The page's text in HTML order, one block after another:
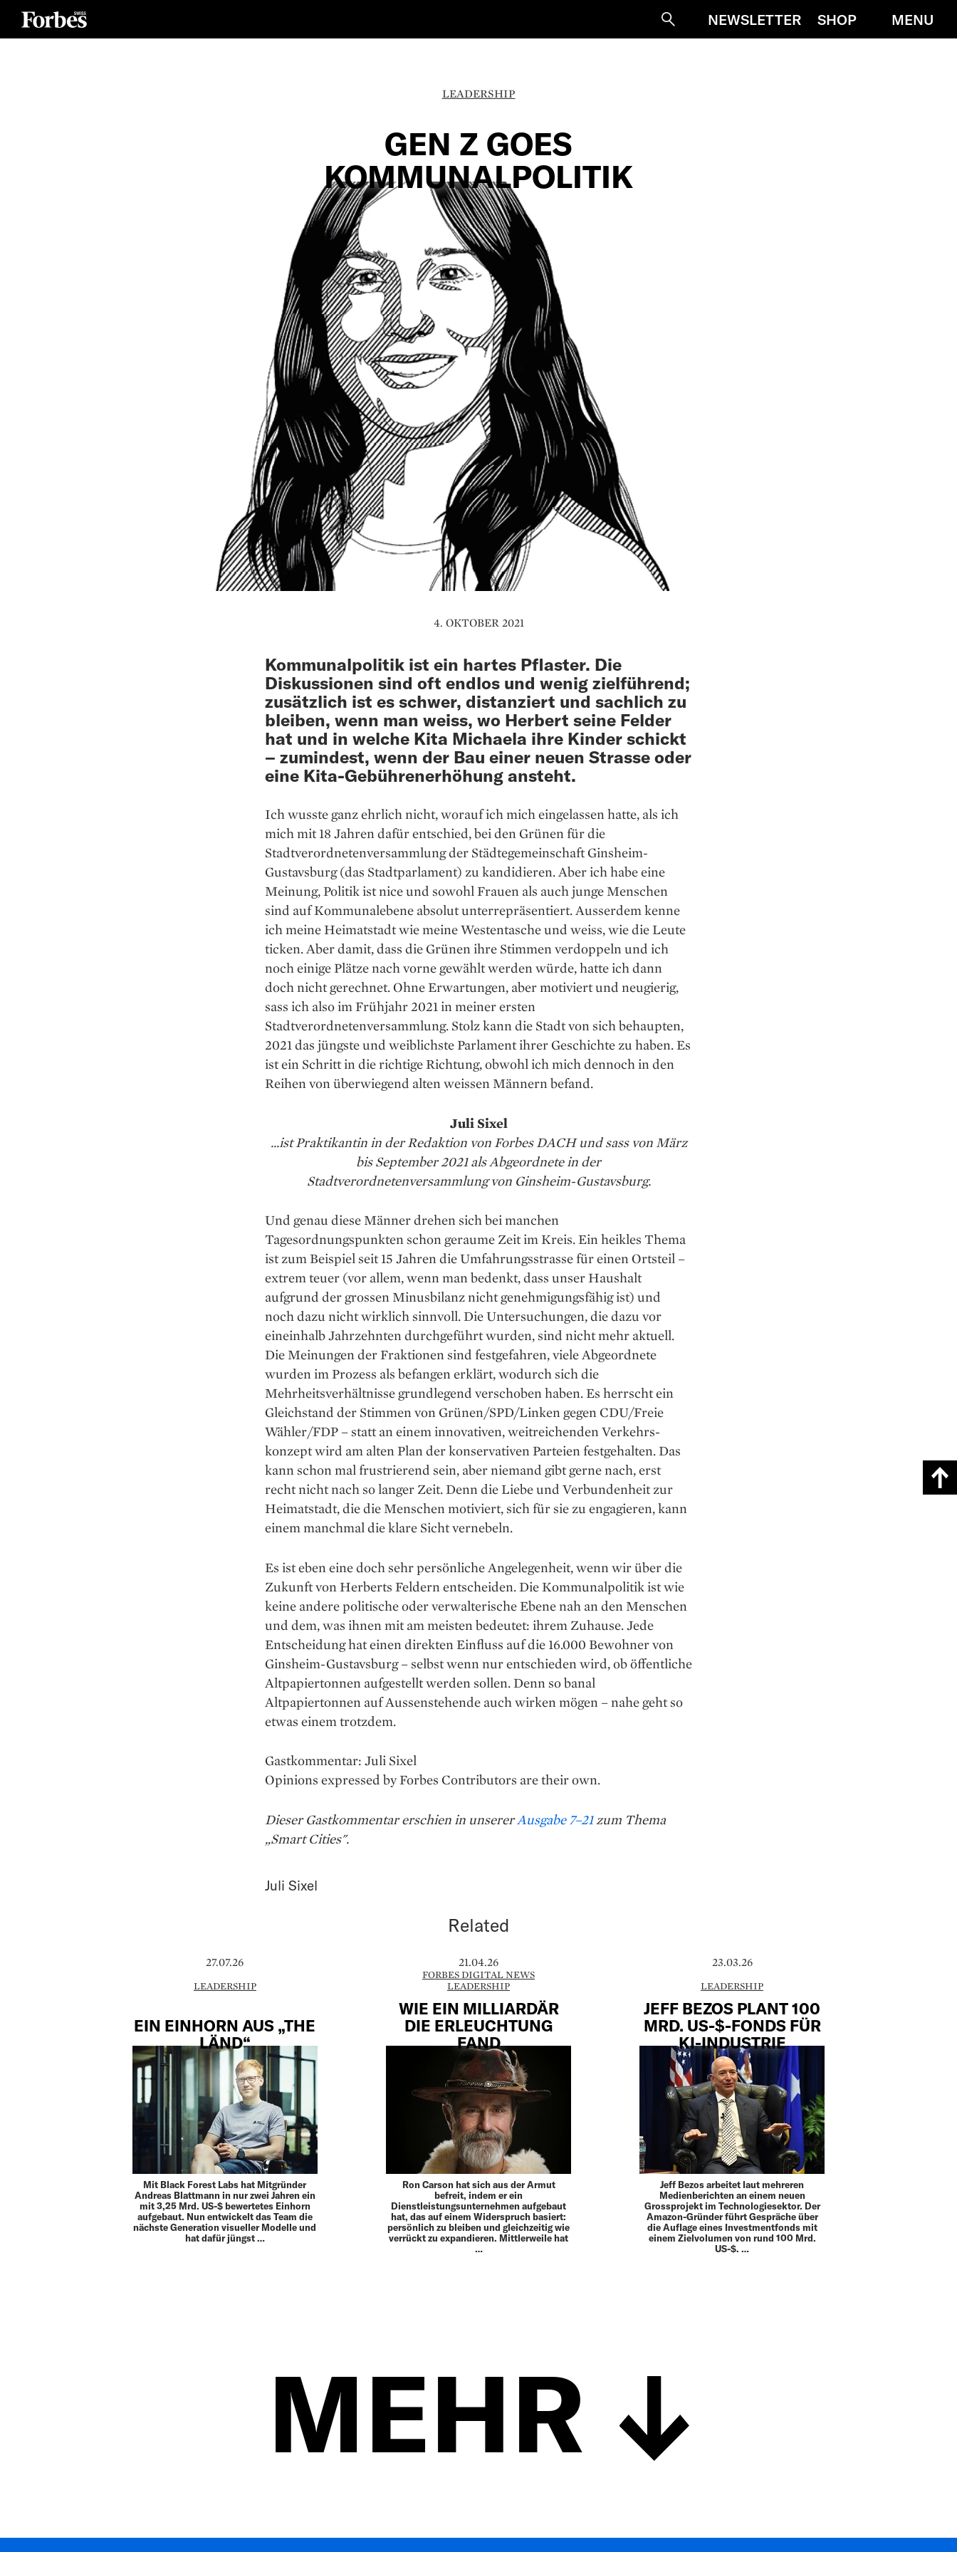
SucheNEWSLETTER SHOP MENU
LEADERSHIP
GEN Z GOES
KOMMUNALPOLITIK
4. OKTOBER 2021
Kommunalpolitik ist ein hartes Pflaster. Die
Diskussionen sind oft endlos und wenig ziel­führend;
zusätzlich ist es schwer, distanziert und sachlich zu
bleiben, wenn man weiss, wo Herbert seine Felder
hat und in welche Kita Michaela ihre Kinder schickt
– zumindest, wenn der Bau einer neuen Strasse oder
eine Kita-­Gebührenerhöhung ansteht.
Ich wusste ganz ehrlich nicht, worauf ich mich eingelassen hatte, als ich
mich mit 18 Jahren dafür entschied, bei den Grünen für die
Stadtverordnetenversammlung der Städtegemeinschaft Ginsheim-
Gustavsburg (das Stadtparlament) zu kandidieren. Aber ich habe eine
Meinung, Poli­tik ist nice und sowohl Frauen als auch junge Menschen
sind auf Kommunalebene absolut unterrepräsentiert. Ausserdem kenne
ich meine Heimatstadt wie meine Westentasche und weiss, wie die Leute
ticken. Aber damit, dass die Grünen ihre Stimmen verdoppeln und ich
noch einige Plätze nach vorne gewählt werden würde, hatte ich dann
doch nicht gerechnet. Ohne Erwar­tungen, aber motiviert und neugierig,
sass ich also im Frühjahr 2021 in meiner ersten
Stadtverordnetenversammlung. Stolz kann die Stadt von sich behaupten,
2021 das jüngste und weib­lichste Parlament ihrer Geschichte zu haben. Es
ist ein Schritt in die richtige Richtung, obwohl ich mich dennoch in den
Reihen von über­wie­gend alten weissen Männern befand.
Juli Sixel
...ist Praktikantin in der Redaktion von Forbes DACH und sass von März
bis September 2021 als Abgeordnete in der
Stadtverordnetenversammlung von Ginsheim-Gustavsburg.
Und genau diese Männer drehen sich bei manchen
Tagesordnungspunkten schon geraume Zeit im Kreis. Ein heikles Thema
ist zum Beispiel seit 15 Jahren die Umfahrungsstrasse für einen Orts­teil –
extrem teuer (vor allem, wenn man bedenkt, dass unser Haushalt
aufgrund der grossen Minusbilanz nicht genehmigungsfähig ist) und
noch dazu nicht wirklich sinnvoll. Die Untersuchungen, die dazu vor
eineinhalb Jahrzehnten durchgeführt wurden, sind nicht mehr aktuell.
Die Meinungen der Fraktionen sind festgefahren, viele Abgeordnete
wurden im Prozess als befangen erklärt, wodurch sich die
Mehrheitsverhältnisse grundlegend verschoben haben. Es herrscht ein
Gleichstand der Stimmen von Grünen/SPD/Linken gegen CDU/Freie
Wähler/FDP – statt an einem inno­vativen, weitreichenden Verkehrs­
konzept wird am alten Plan der konservativen Parteien fest­gehalten. Das
kann schon mal frustrierend sein, aber niemand gibt gerne nach, erst
recht nicht nach so langer Zeit. Denn die Liebe und Ver­bundenheit zur
Heimatstadt, die die Menschen motiviert, sich für sie zu engagieren, kann
einem manchmal die klare Sicht vernebeln.
Es ist eben eine doch sehr persönliche Angelegenheit, wenn wir über die
Zukunft von Herberts Feldern entscheiden. Die Kommunal­politik ist wie
keine andere politische oder verwalterische Ebene nah an den Menschen
und dem, was ihnen mit am meisten bedeutet: ihrem Zuhause. Jede
Entscheidung hat einen direkten Einfluss auf die 16.000 Bewohner von
Ginsheim-Gustavsburg – selbst wenn nur entschieden wird, ob öffentliche
Altpapier­tonnen aufgestellt werden sollen. Denn so banal
Altpapiertonnen auf Aussenstehende auch wirken mögen – nahe geht so
etwas einem trotzdem.
Gastkommentar: Juli Sixel
Opinions expressed by Forbes Contributors are their own.
Dieser Gastkommentar erschien in unsererAusgabe 7–21zum Thema
„Smart Cities".
Juli Sixel
Related
27.07.26
LEADERSHIP
EIN EINHORN AUS „THE
LÄND“
Mit Black Forest Labs hat Mitgründer
Andreas Blattmann in nur zwei Jahren ein
mit 3,25 Mrd. US-$ bewertetes Einhorn
aufgebaut. Nun entwickelt das Team die
nächste Generation visueller Modelle und
hat dafür jüngst …
21.04.26
FORBES DIGITAL NEWS
LEADERSHIP
WIE EIN MILLIARDÄR
DIE ERLEUCHTUNG
FAND
Ron Carson hat sich aus der Armut
befreit, indem er ein
Dienstleistungsunternehmen aufgebaut
hat, das auf einem Widerspruch basiert:
persönlich zu bleiben und gleichzeitig wie
verrückt zu expandieren. Mittlerweile hat
…
23.03.26
LEADERSHIP
JEFF BEZOS PLANT 100
MRD. US-$-FONDS FÜR
KI-INDUSTRIE
Jeff Bezos arbeitet laut mehreren
Medienberichten an einem neuen
Grossprojekt im Technologiesektor. Der
Amazon-Gründer führt Gespräche über
die Auflage eines Investmentfonds mit
einem Zielvolumen von rund 100 Mrd.
US-$. …
MEHR